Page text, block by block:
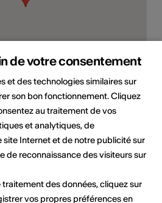
Monthey
Transports publics
de votre consentement
et des technologies similaires sur
son bon fonctionnement. Cliquez
au traitement de vos
et analytiques, de
site Internet et de notre publicité sur
de reconnaissance des visiteurs sur
traitement des données, cliquez sur
vos propres préférences en